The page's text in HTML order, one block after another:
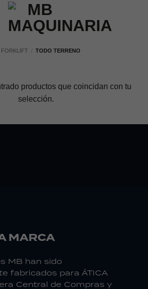
FORKLIFT / TODO TERRENO
productos que coincidan con tu
selección.
MARCA
MB han sido
fabricados para ÁTICA
Central de Compras y